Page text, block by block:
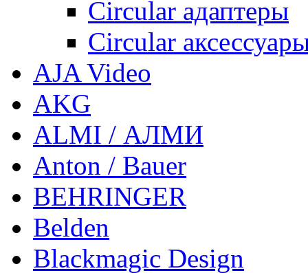
Circular адаптеры
Circular
AJA Video
AKG
ALMI / АЛМИ
Anton / Bauer
BEHRINGER
Belden
Blackmagic Design